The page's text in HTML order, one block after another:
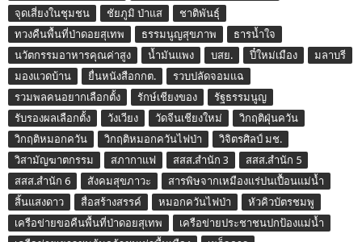
จุดเสี่ยงในชุมชน
ชัยภูมิ ป่าแส
ชาติพันธุ์
ทวงคืนพื้นที่ป่าดอยสุเทพ
ธรรมนูญสุขภาพ
ธารน้ำใจ
นวัตกรรมอาหารคุณค่าสูง
น้ำมันแพง บสย. ปี๋ใหม่เมือง
มลาบรี
มองแวดบ้าน
ยื่นหนังสือกกต.
รวบปลัดจอมแฉ
รวมพลคนอยากเลือกตั้ง
รักษ์เชียงของ
รัฐธรรมนูญ
รับรองผลเลือกตั้ง
วังเวียง วัดจีนเชียงใหม่
วิกฤติฝุ่นควัน
วิกฤติหมอกควัน
วิกฤติหมอกควันไฟป่า
วิจิตรศิลป์ มช.
วิสามัญฆาตกรรม
สภากาแฟ สสส.สำนัก 3
สสส.สำนัก 5
สสส.สำนัก 6
สังคมสุขภาวะ
สารพิษจากเหมืองแร่ปนเปื้อนแม่น้ำ
สิ้นแสงดาว
สื่อสร้างสรรค์ หมอกควันไฟป่า
หัวคิวบัตรชมพู
เครือข่ายขอคืนพื้นที่ป่าดอยสุเทพ
เครือข่ายประชาชนปกป้องแม่น้ำ